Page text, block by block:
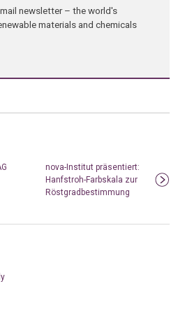
newsletter – the world's
materials and chemicals
nova-Institut präsentiert:
Hanfstroh-Farbskala zur
Röstgradbestimmung